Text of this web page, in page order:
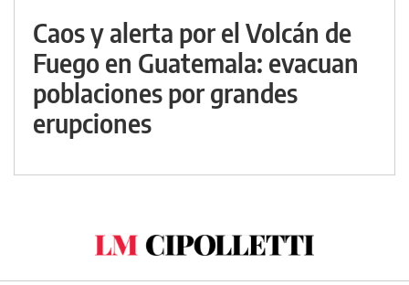
Caos y alerta por el Volcán de
Fuego en Guatemala: evacuan
poblaciones por grandes
erupciones